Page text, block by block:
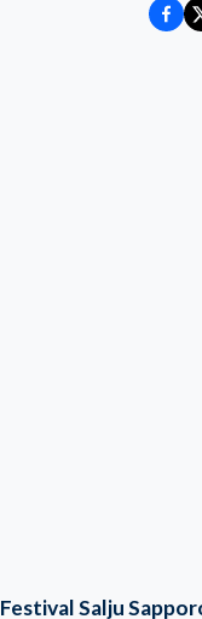
Festival Salju